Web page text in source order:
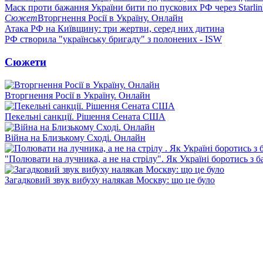
Маск проти бажання України бити по пускових РФ через
СюжетВторгнення Росії в Україну. Онлайн
Атака РФ на Київщину: три жертви, серед них дитина
РФ створила "українську бригаду" з полонених - ISW
Сюжети
Вторгнення Росії в Україну. Онлайн
Пекельні санкції. Рішення Сената США
Війна на Близькому Сході. Онлайн
"Полювати на лучника, а не на стрілу". Як Україні боротись з
Загадковий звук вибуху налякав Москву: що це було